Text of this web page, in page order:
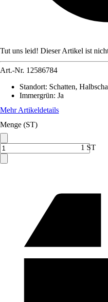
Tut uns leid! Dieser Artikel ist
Art.-Nr. 12586784
Standort: Schatten,
Immergrün: Ja
Mehr Artikeldetails
Menge (ST)
1 ST